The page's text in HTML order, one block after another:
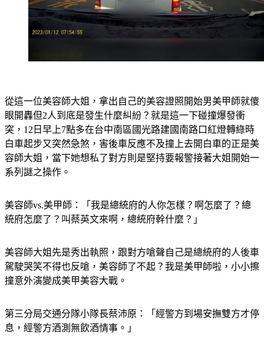
從這一位美容師大姐，拿出自己的美容證照開始男美甲師就傻
眼開轟但2人到底是發生什麼糾紛？就是這一下碰撞爆發衝
突，12日早上7點多在台中南區國光路建國南路口紅燈轉綠時
白車起步又突然急煞，害後車反應不及撞上去開白車的正是美
容師大姐，當下她想私了對方則是堅持要報警接著大姐開始一
系列謎之操作。
美容師vs.美甲師：「我是總統府的人你怎樣？啊怎麼了？總
統府怎麼了？叫蔡英文來啊，總統府幹什麼？」
美容師大姐先是秀出執照，跟對方嗆聲自己是總統府的人後車
駕駛哭笑不得也反嗆，美容師了不起？我是美甲師啦，小小擦
撞意外演變成美甲美容大戰。
第三分局交通分隊小隊長蔡沛原：「經警方到場安撫雙方才停
息，經警方酒測無飲酒情事。」